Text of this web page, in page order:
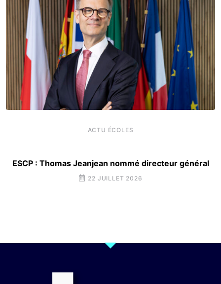
ACTU ÉCOLES
ESCP : Thomas Jeanjean nommé directeur général
22 JUILLET 2026